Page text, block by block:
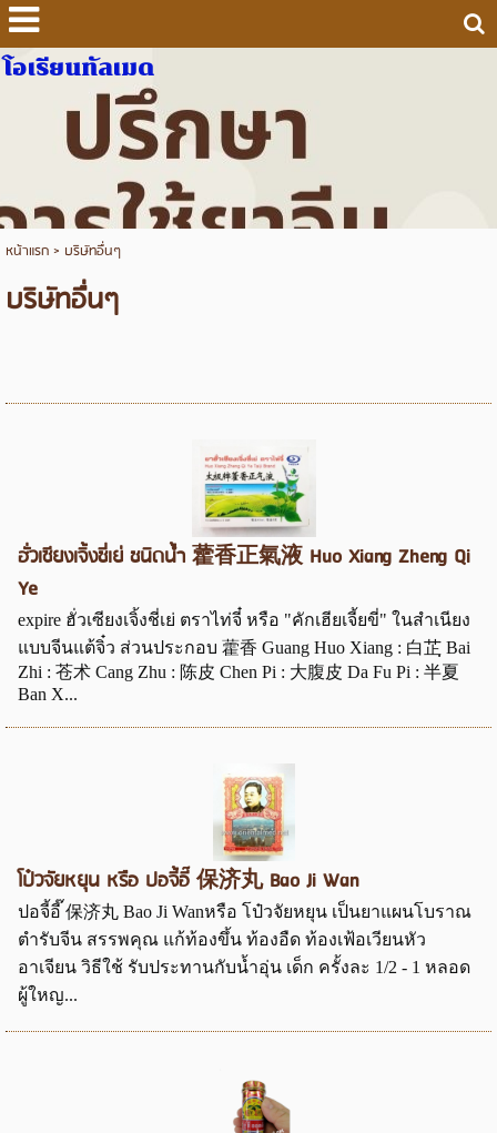
โอเรียนทัลเมด
หน้าแรก> บริษัทอื่นๆ
บริษัทอื่นๆ
ฮั่วเซียงเจิ้งชี่เย่ ชนิดน้ำ 藿香正氣液 Huo Xiang Zheng Qi
Ye
expire ฮั่วเซียงเจิ้งชี่เย่ ตราไท่จี๋ หรือ "คักเฮียเจี้ยขี่" ในสำเนียง
แบบจีนแต้จิ๋ว ส่วนประกอบ 藿香 Guang Huo Xiang : 白芷ฺ Bai
Zhi : 苍术 Cang Zhu : 陈皮 Chen Pi : 大腹皮 Da Fu Pi : 半夏
Ban X...
โป๋วจัยหยุน หรือ ปอจี้อี๊ 保济丸 Bao Ji Wan
ปอจี้อี๊ 保济丸 Bao Ji Wanหรือ โป๋วจัยหยุน เป็นยาแผนโบราณ
ตำรับจีน สรรพคุณ แก้ท้องขึ้น ท้องอืด ท้องเฟ้อเวียนหัว
อาเจียน วิธีใช้ รับประทานกับน้ำอุ่น เด็ก ครั้งละ 1/2 - 1 หลอด
ผู้ใหญ...